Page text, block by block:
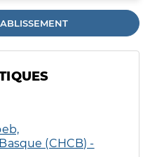
(CHCB) -